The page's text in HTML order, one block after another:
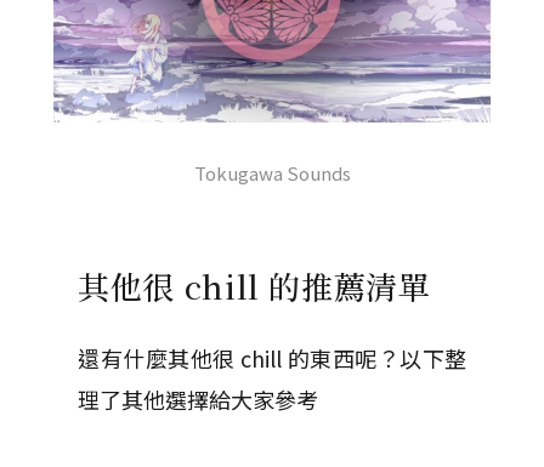
Tokugawa Sounds
其他很 chill 的推薦清單
還有什麼其他很 chill 的東西呢？以下整
理了其他選擇給大家參考